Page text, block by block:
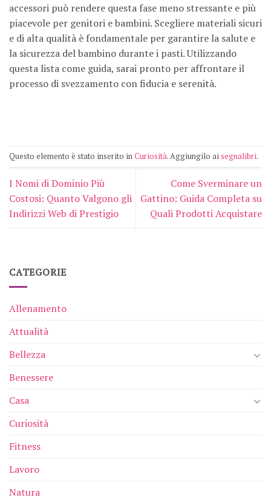
accessori può rendere questa fase meno stressante e più
piacevole per genitori e bambini. Scegliere materiali sicuri
e di alta qualità è fondamentale per garantire la salute e
la sicurezza del bambino durante i pasti. Utilizzando
questa lista come guida, sarai pronto per affrontare il
processo di svezzamento con fiducia e serenità.
Questo elemento è stato inserito inCuriosità. Aggiungilo aisegnalibri.
I Nomi di Dominio Più
Costosi: Quanto Valgono gli
Indirizzi Web di Prestigio
Come Sverminare un
Gattino: Guida Completa su
Quali Prodotti Acquistare
CATEGORIE
Allenamento
Attualità
Bellezza
Benessere
Casa
Curiosità
Fitness
Lavoro
Natura